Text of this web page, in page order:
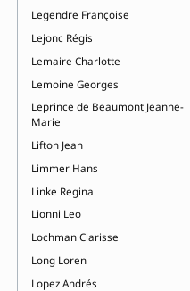
Legendre Françoise
Lejonc Régis
Lemaire Charlotte
Lemoine Georges
Leprince de Beaumont Jeanne-
Marie
Lifton Jean
Limmer Hans
Linke Regina
Lionni Leo
Lochman Clarisse
Long Loren
Lopez Andrés